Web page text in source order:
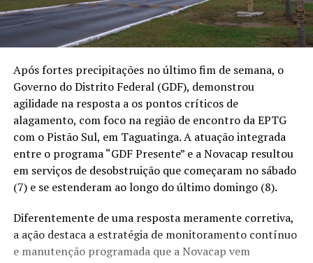
Após fortes precipitações no último fim de semana, o
Governo do Distrito Federal (GDF), demonstrou
agilidade na resposta a os pontos críticos de
alagamento, com foco na região de encontro da EPTG
com o Pistão Sul, em Taguatinga. A atuação integrada
entre o programa “GDF Presente” e a Novacap resultou
em serviços de desobstruição que começaram no sábado
(7) e se estenderam ao longo do último domingo (8).
Diferentemente de uma resposta meramente corretiva,
a ação destaca a estratégia de monitoramento contínuo
e manutenção programada que a Novacap vem